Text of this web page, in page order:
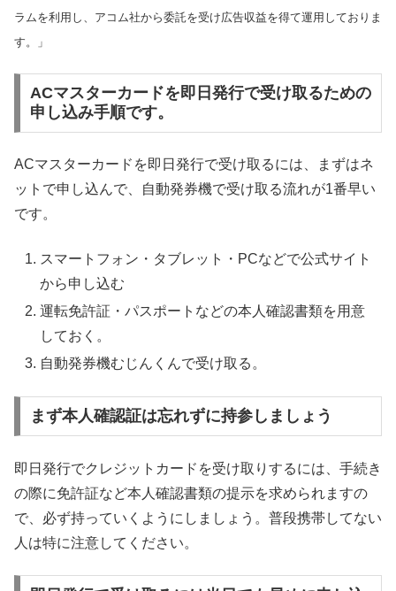
ラムを利用し、アコム社から委託を受け広告収益を得て運用しておりま
す。」
ACマスターカードを即日発行で受け取るための
申し込み手順です。
ACマスターカードを即日発行で受け取るには、まずはネ
ットで申し込んで、自動発券機で受け取る流れが1番早い
です。
スマートフォン・タブレット・PCなどで公式サイト
から申し込む
運転免許証・パスポートなどの本人確認書類を用意
しておく。
自動発券機むじんくんで受け取る。
まず本人確認証は忘れずに持参しましょう
即日発行でクレジットカードを受け取りするには、手続き
の際に免許証など本人確認書類の提示を求められますの
で、必ず持っていくようにしましょう。普段携帯してない
人は特に注意してください。